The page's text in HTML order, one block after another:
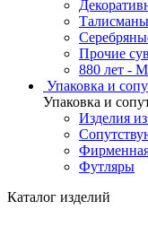
Прочие
880 лет -
Упаковка и
Упаковка и
Изделия
Футляры
Каталог изделий